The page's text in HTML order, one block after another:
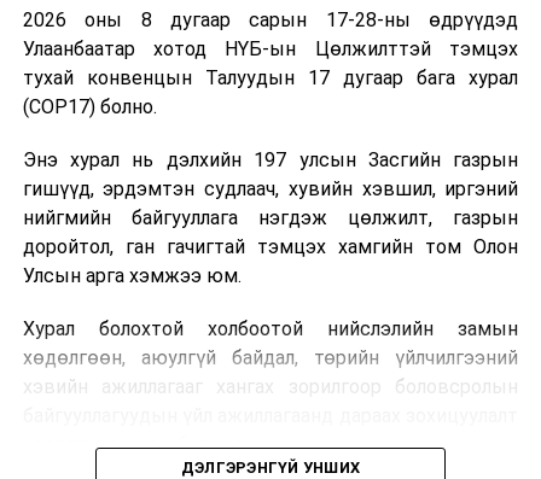
2026 оны 8 дугаар сарын 17-28-ны өдрүүдэд
Улаанбаатар хотод НҮБ-ын Цөлжилттэй тэмцэх
тухай конвенцын Талуудын 17 дугаар бага хурал
(COP17) болно.
Энэ хурал нь дэлхийн 197 улсын Засгийн газрын
гишүүд, эрдэмтэн судлаач, хувийн хэвшил, иргэний
нийгмийн байгууллага нэгдэж цөлжилт, газрын
доройтол, ган гачигтай тэмцэх хамгийн том Олон
Улсын арга хэмжээ юм.
Хурал болохтой холбоотой нийслэлийн замын
хөдөлгөөн, аюулгүй байдал, төрийн үйлчилгээний
хэвийн ажиллагааг хангах зорилгоор боловсролын
хэрэгжүүлэхээр болжээ .
ДЭЛГЭРЭНГҮЙ УНШИХ